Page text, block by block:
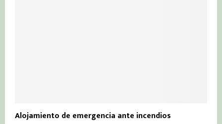
Alojamiento de emergencia ante incendios